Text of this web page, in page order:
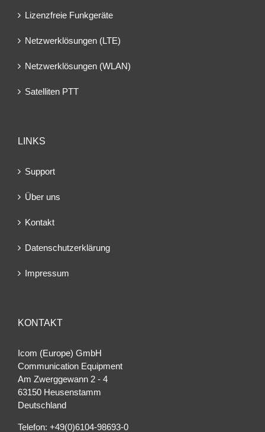
Lizenzfreie Funkgeräte
Netzwerklösungen (LTE)
Netzwerklösungen (WLAN)
Satelliten PTT
LINKS
Support
Über uns
Kontakt
Datenschutzerklärung
Impressum
KONTAKT
Icom (Europe) GmbH
Communication Equipment
Am Zwerggewann 2 ‐ 4
63150 Heusenstamm
Deutschland
Telefon: +49(0)6104-98693-0